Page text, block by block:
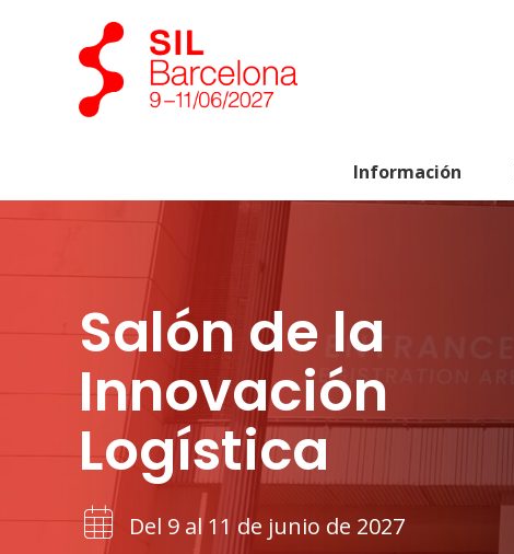
Información
Salón de la
Innovación
Logística
Del 9 al 11 de junio de 2027